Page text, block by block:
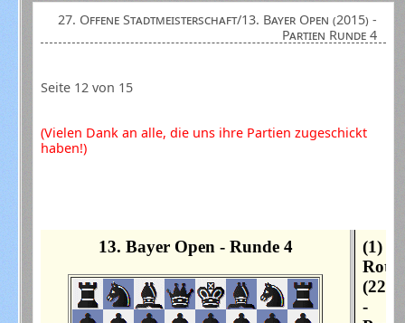
27. Offene Stadtmeisterschaft/13. Bayer Open (2015) -
Partien Runde 4
Seite 12 von 15
(Vielen Dank an alle, die uns ihre Partien zugeschickt
haben!)